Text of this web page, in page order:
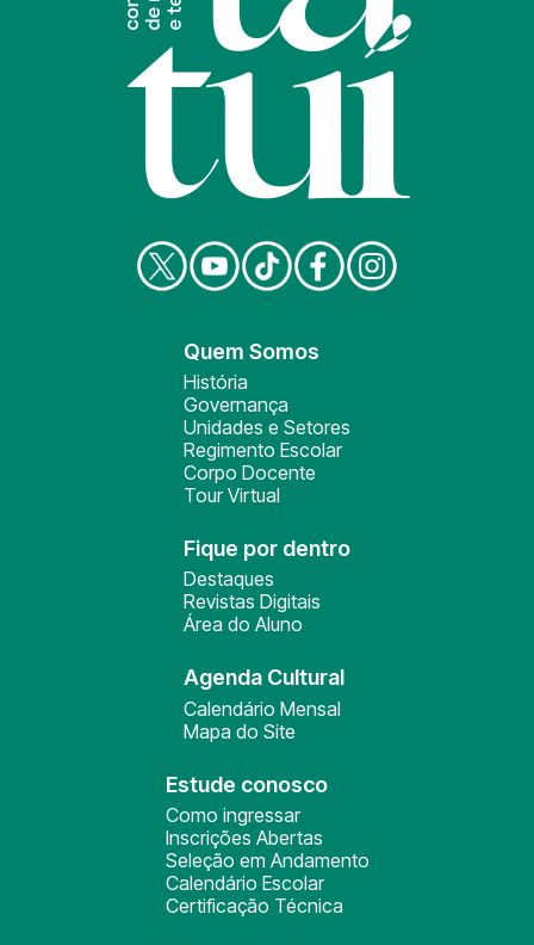
Quem Somos
História
Governança
Unidades e Setores
Regimento Escolar
Corpo Docente
Tour Virtual
Fique por dentro
Destaques
Revistas Digitais
Área do Aluno
Agenda Cultural
Calendário Mensal
Mapa do Site
Estude conosco
Como ingressar
Inscrições Abertas
Seleção em Andamento
Calendário Escolar
Certificação Técnica